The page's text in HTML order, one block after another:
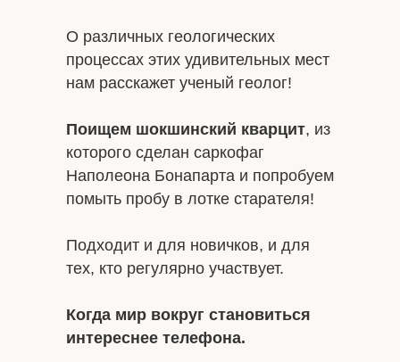
О различных геологических
процессах этих удивительных мест
нам расскажет ученый геолог!
Поищем шокшинский кварцит, из
которого сделан саркофаг
Наполеона Бонапарта и попробуем
помыть пробу в лотке старателя!
Подходит и для новичков, и для
тех, кто регулярно участвует.
Когда мир вокруг становиться
интереснее телефона.